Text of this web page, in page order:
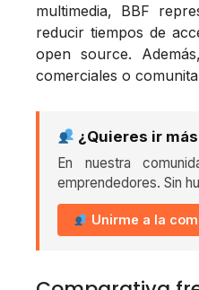
multimedia, BBF
reducir tiempos de
open source.
comerciales o
¿Quieres ir
En nuestra
emprendedores. Sin
Unirme a la